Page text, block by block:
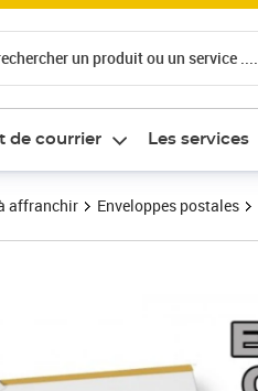
un produit ou un service ....
de courrier Les services
affranchir Enveloppes postales